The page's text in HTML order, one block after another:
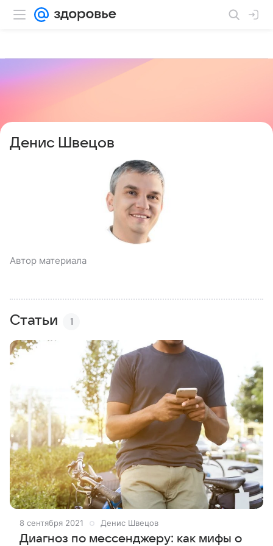
Денис Швецов
Автор материала
Статьи 1
8 сентября 2021 Денис Швецов
Диагноз по мессенджеру: как мифы о